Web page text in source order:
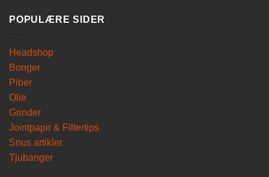
POPULÆRE SIDER
Headshop
Bonger
Piber
Olie
Grinder
Jointpapir & Filtertips
Snus artikler
Tjubanger